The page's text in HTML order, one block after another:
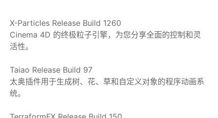
X-Particles Release Build 1260
Cinema 4D 的终极粒子引擎，为您分享全面的控制和灵
活性。
Taiao Release Build 97
太奥插件用于生成树、花、草和自定义对象的程序动画系
统。